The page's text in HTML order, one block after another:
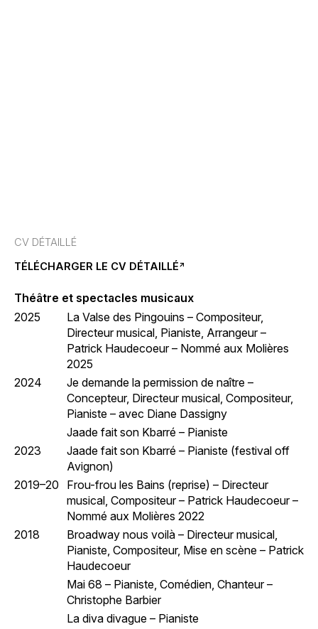
CV DÉTAILLÉ
TÉLÉCHARGER LE CV DÉTAILLÉ
Théâtre et spectacles musicaux
2025
La Valse des Pingouins – Compositeur,
Directeur musical, Pianiste, Arrangeur –
Patrick Haudecoeur – Nommé aux Molières
2025
2024
Je demande la permission de naître –
Concepteur, Directeur musical, Compositeur,
Pianiste – avec Diane Dassigny
Jaade fait son Kbarré – Pianiste
2023
Jaade fait son Kbarré – Pianiste (festival off
Avignon)
2019–20
Frou-frou les Bains (reprise) – Directeur
musical, Compositeur – Patrick Haudecoeur –
Nommé aux Molières 2022
2018
Broadway nous voilà – Directeur musical,
Pianiste, Compositeur, Mise en scène – Patrick
Haudecoeur
Mai 68 – Pianiste, Comédien, Chanteur –
Christophe Barbier
La diva divague – Pianiste